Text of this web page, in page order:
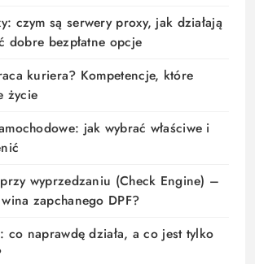
czym są serwery proxy, jak działają
dobre bezpłatne opcje
kuriera? Kompetencje, które
życie
jak wybrać właściwe i
wyprzedzaniu (Check Engine) –
zapchanego DPF?
co naprawdę działa, a co jest tylko